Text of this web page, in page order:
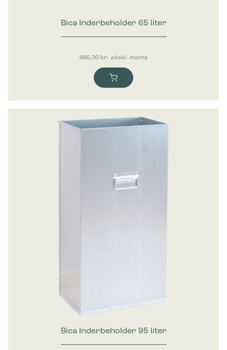
Bica Inderbeholder 65 liter
665,00 ekskl. moms
Bica Inderbeholder 95 liter